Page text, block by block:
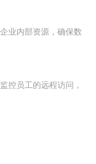
业内部资源，确保数
控员工的远程访问，